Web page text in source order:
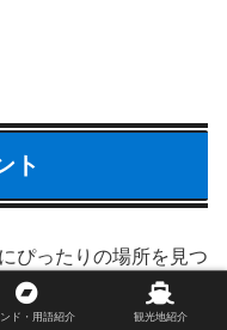
ト
ぴったりの場所を見つ
を押さえておくことが
充実させるために、以
ンド・用語紹介 観光地紹介